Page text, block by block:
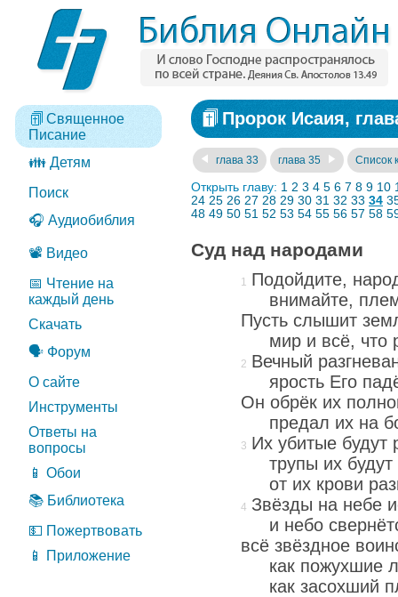
Священное
Писание
👪 Детям
Поиск
🎧 Аудиобиблия
📽️ Видео
📅 Чтение на
каждый день
Скачать
🗣️ Форум
О сайте
Инструменты
Ответы на
вопросы
📱 Обои
📚 Библиотека
💵 Пожертвовать
📱 Приложение
Пророк Исаия,
глава 33 глава 35 Список
Открыть главу: 1 2 3 4 5 6 7 8 9 10
24 25 26 27 28 29 30 31 32 33 34
48 49 50 51 52 53 54 55 56 57 58
Суд над народами
Подойдите,
внимайте,
Пусть слышит
мир и всё, что
Вечный
ярость Его
Он обрёк их
предал их на
Их убитые будут
трупы их
от их крови
Звёзды на небе
и небо
всё звёздное
как пожухшие
как засохший